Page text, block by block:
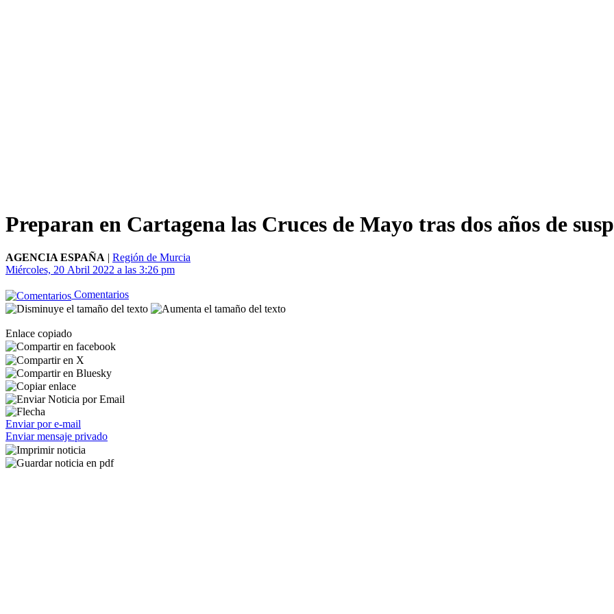
Preparan en Cartagena las Cruces de Mayo tras dos años de
AGENCIA ESPAÑA | Región de Murcia
Miércoles, 20 Abril 2022 a las 3:26 pm
Comentarios
Enlace copiado
Enviar por e-mail
Enviar mensaje privado